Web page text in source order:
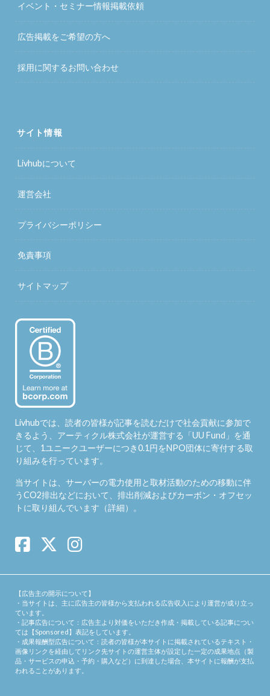
イベント・セミナー情報掲載依頼
広告掲載をご希望の方へ
採用に関するお問い合わせ
サイト情報
Livhubについて
運営会社
プライバシーポリシー
免責事項
サイトマップ
Livhubでは、読者の皆様が記事を読むだけで社会貢献に参加で
きるよう、アーティクル株式会社が運営する「 UU Fund 」を通
じて、1ユニークユーザーにつき0.1円をNPO団体に寄付する取
り組みを行っています。
当サイトは、サーバーの電力使用と取材活動のための移動に伴
うCO2排出などにおいて、排出削減およびカーボン・オフセッ
トに取り組んでいます（詳細）。
【広告主の開示について】
・当サイトは、主に広告主の皆様から支払われる広告収入により運営が成り立っ
ています。
・記事広告について：広告主より対価をいただき作成・掲載している記事につい
ては【Sponsored】表記をしています。
・成果報酬型広告について：読者の皆様が本サイトに掲載されているテキスト・
画像リンクを経由してリンク先サイトの運営主体が設定した一定の成果地点（製
品・サービスの申込・予約・購入など）に到達した場合、本サイトに報酬が支払
われることがあります。